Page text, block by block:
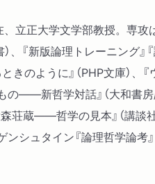
立正大学文学部教授。専攻
）、『新版論理トレーニング
きのように』（PHP文庫）、
の――新哲学対話』（大和書房
荘蔵――哲学の見本』（講談
シュタイン『論理哲学論考』